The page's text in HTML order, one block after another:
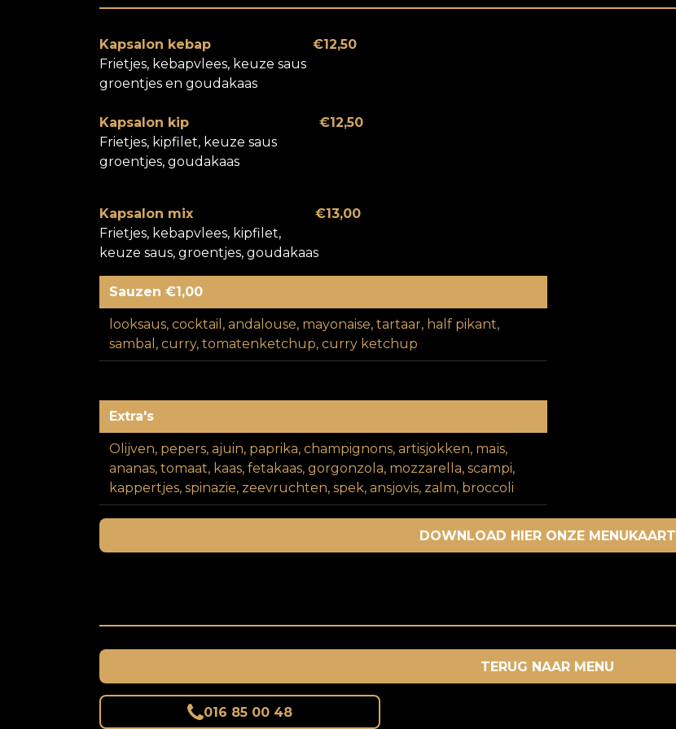
Kapsalon kebap
€12,50
Frietjes, kebapvlees, keuze saus
groentjes en goudakaas
Kapsalon kip
€12,50
Frietjes, kipfilet, keuze saus
groentjes, goudakaas
Kapsalon mix
€13,00
Frietjes, kebapvlees, kipfilet,
keuze saus, groentjes, goudakaas
Sauzen €1,00
looksaus, cocktail, andalouse, mayonaise, tartaar, half pikant,
sambal, curry, tomatenketchup, curry ketchup
Extra's
Olijven, pepers, ajuin, paprika, champignons, artisjokken, maïs,
ananas, tomaat, kaas, fetakaas, gorgonzola, mozzarella, scampi,
kappertjes, spinazie, zeevruchten, spek, ansjovis, zalm, broccoli
DOWNLOAD HIER ONZE MENUKAART
TERUG NAAR MENU
016 85 00 48